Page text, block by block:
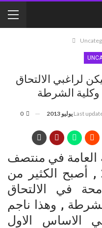
لراغبي الالتحاق
وكلية الشرطة
Last
العامة في منتصف
شهر يوليو لعام 2013 , أصبح الكثير من
في الالتحاق
, وهذا ناجم
الاساس الاول